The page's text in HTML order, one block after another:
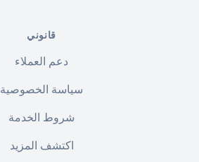
قانوني
دعم العملاء
سياسة الخصوصية
شروط الخدمة
اكتشف المزيد